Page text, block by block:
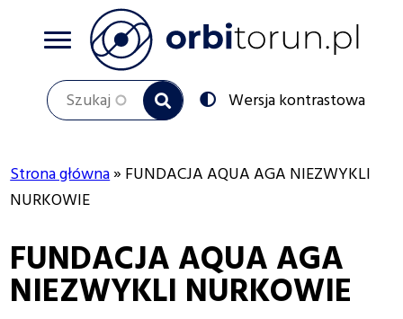
Szukaj
Przełącz
na:
Wersja kontrastowa
Ścieżka
nawigacyjna
Strona główna
FUNDACJA AQUA AGA NIEZWYKLI
NURKOWIE
FUNDACJA AQUA AGA
NIEZWYKLI NURKOWIE